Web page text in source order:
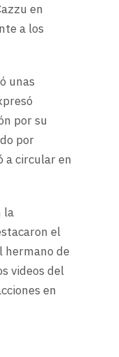
en
a los
unas
por su
por
a circular en
la
el
hermano de
videos del
en